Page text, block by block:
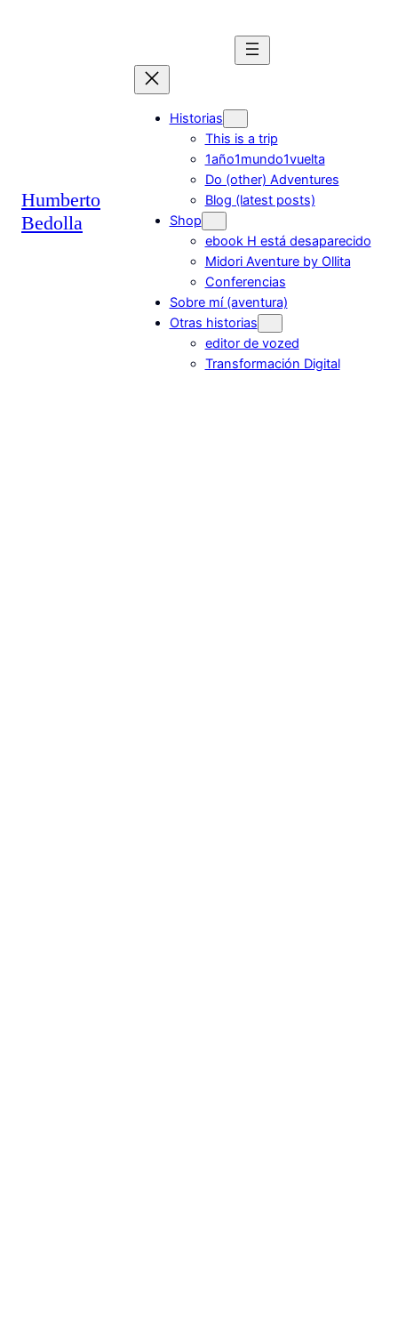
Humberto
Bedolla
Historias
This is a trip
1año1mundo1vuelta
Do (other) Adventures
Blog (latest posts)
Shop
ebook H está desaparecido
Midori Aventure by Ollita
Conferencias
Sobre mí (aventura)
Otras historias
editor de vozed
Transformación Digital